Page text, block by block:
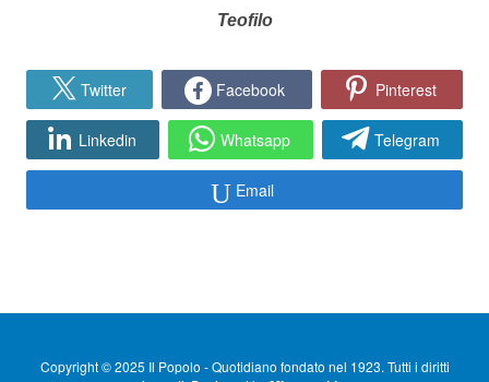
Teofilo
Twitter Facebook Pinterest
Linkedin Whatsapp Telegram
Email
Copyright © 2025 Il Popolo - Quotidiano fondato nel 1923. Tutti i diritti